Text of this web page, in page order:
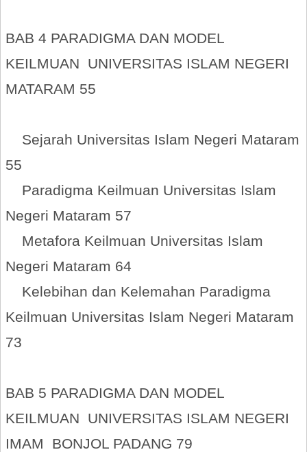
BAB 4 PARADIGMA DAN MODEL
KEILMUAN UNIVERSITAS ISLAM NEGERI
MATARAM 55
Sejarah Universitas Islam Negeri Mataram
55
Paradigma Keilmuan Universitas Islam
Negeri Mataram 57
Metafora Keilmuan Universitas Islam
Negeri Mataram 64
Kelebihan dan Kelemahan Paradigma
Keilmuan Universitas Islam Negeri Mataram
73
BAB 5 PARADIGMA DAN MODEL
KEILMUAN UNIVERSITAS ISLAM NEGERI
IMAM BONJOL PADANG 79